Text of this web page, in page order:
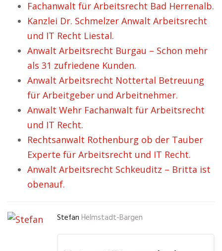
Fachanwalt für Arbeitsrecht Bad Herrenalb.
Kanzlei Dr. Schmelzer Anwalt Arbeitsrecht
und IT Recht Liestal.
Anwalt Arbeitsrecht Burgau – Schon mehr
als 31 zufriedene Kunden.
Anwalt Arbeitsrecht Nottertal Betreuung
für Arbeitgeber und Arbeitnehmer.
Anwalt Wehr Fachanwalt für Arbeitsrecht
und IT Recht.
Rechtsanwalt Rothenburg ob der Tauber
Experte für Arbeitsrecht und IT Recht.
Anwalt Arbeitsrecht Schkeuditz – Britta ist
obenauf.
Stefan Helmstadt-Bargen